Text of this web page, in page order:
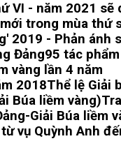
VI - năm 2021 sẽ
trong mùa thứ
2019 - Phản ánh
Đảng95 tác
vàng lần 4 năm
2018Thể lệ Giải
Búa liềm vàng)
Giải Búa liềm
vụ Quỳnh Anh